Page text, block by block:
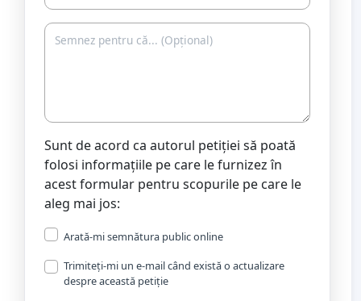
Sunt de acord ca autorul petiției să poată
folosi informațiile pe care le furnizez în
acest formular pentru scopurile pe care le
aleg mai jos:
Arată-mi semnătura public online
Trimiteți-mi un e-mail când există o actualizare
despre această petiție